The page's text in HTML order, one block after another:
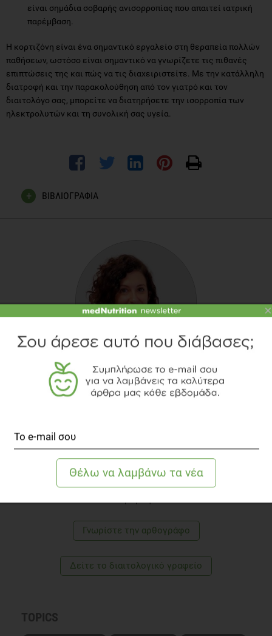
είναι σημάδια σοβαρής ανισορροπίας που απαιτεί ιατρική
παρέμβαση.
Η κορτιζόνη είναι ένα σημαντικό εργαλείο στη θεραπεία πολλών
παθήσεων, ωστόσο είναι σημαντικό να γνωρίζετε τις πιθανές
επιπτώσεις της και πώς να τις διαχειριστείτε. Με την κατάλληλη
διατροφή και την παρακολούθηση από τον γιατρό και τον
διαιτολόγο σας, μπορείτε να διατηρήσετε την ισορροπία των
ηλεκτρολυτών και τη συνολική σας υγεία.
ΒΙΒΛΙΟΓΡΑΦΙΑ
M.D., GILBERT H. GLASER, M.D., PHILIP K. BONDY,
M.D. EFFECTS OF INTRAVENOUS HYDROCORTISONE
ON ELECTROLYTES OF SERUM AND URINE IN MAN.
The Journal of Clinical Endocrinology & Metabolism,
Volume 15, Issue 2, 1 February 1955, Pages 176–
ΕΎΑ ΤΣΆΚΟΥ
Κλινική Διαιτολόγος - Διατροφολόγος
με εξειδίκευση στις διατροφικές διαταραχές και
την παχυσαρκία. Έχει εργαστεί στο τμήμα
εταιρικής επικοινωνίας και marketing του
medNutrition και παρέχει διαιτολογικές υπηρεσίες
στο νεοσύστατο διαιτολογικό της γραφείο στη Νέα
Γνωρίστε την αρθογράφο
Δείτε το διαιτολογικό γραφείο
TOPICS
×